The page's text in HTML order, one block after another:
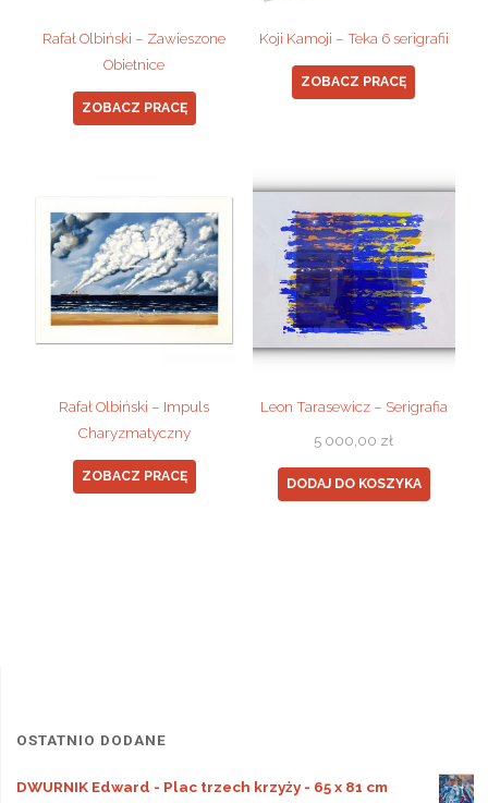
Rafał Olbiński – Zawieszone
Obietnice
ZOBACZ PRACĘ
Koji Kamoji – Teka 6 serigrafii
ZOBACZ PRACĘ
Rafał Olbiński – Impuls
Charyzmatyczny
ZOBACZ PRACĘ
Leon Tarasewicz – Serigrafia
5 000,00 zł
DODAJ DO KOSZYKA
OSTATNIO DODANE
DWURNIK Edward - Plac trzech krzyży - 65 x 81 cm